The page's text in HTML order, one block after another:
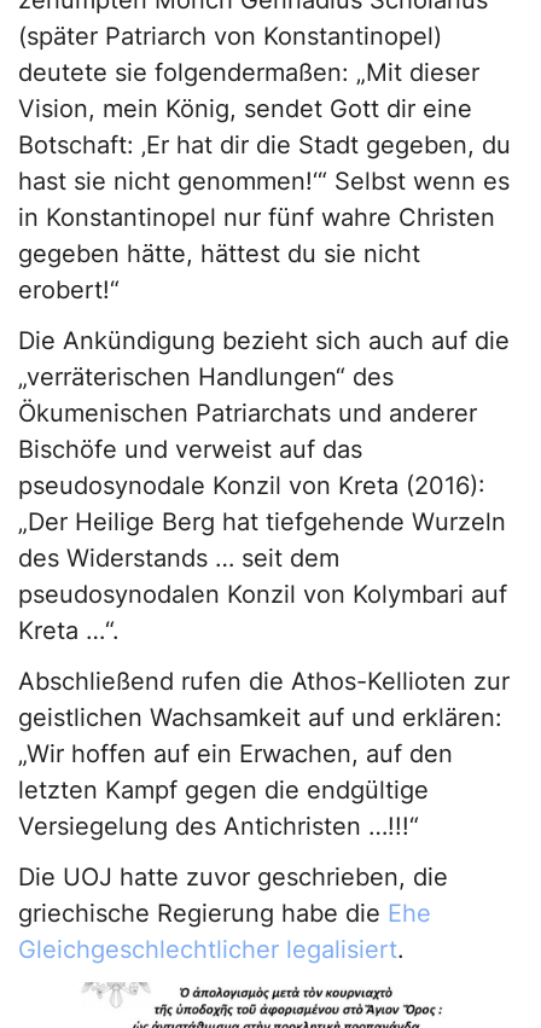
(später Patriarch von Konstantinopel)
deutete sie folgendermaßen: „Mit dieser
Vision, mein König, sendet Gott dir eine
Botschaft: ‚Er hat dir die Stadt gegeben, du
hast sie nicht genommen!‘“ Selbst wenn es
in Konstantinopel nur fünf wahre Christen
gegeben hätte, hättest du sie nicht
erobert!“
Die Ankündigung bezieht sich auch auf die
„verräterischen Handlungen“ des
Ökumenischen Patriarchats und anderer
Bischöfe und verweist auf das
pseudosynodale Konzil von Kreta (2016):
„Der Heilige Berg hat tiefgehende Wurzeln
des Widerstands … seit dem
pseudosynodalen Konzil von Kolymbari auf
Kreta …“.
Abschließend rufen die Athos-Kellioten zur
geistlichen Wachsamkeit auf und erklären:
„Wir hoffen auf ein Erwachen, auf den
letzten Kampf gegen die endgültige
Versiegelung des Antichristen …!!!“
Die UOJ hatte zuvor geschrieben, die
griechische Regierung habe die Ehe
Gleichgeschlechtlicher legalisiert.